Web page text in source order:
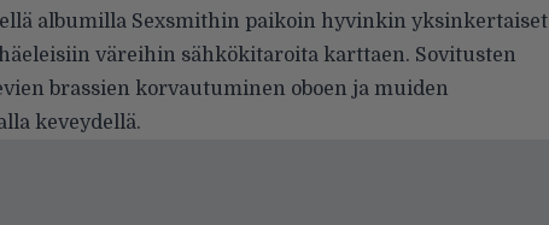
albumilla Sexsmithin paikoin hyvinkin yksinkertaiset
väreihin sähkökitaroita karttaen. Sovitusten
brassien korvautuminen oboen ja muiden
keveydellä.